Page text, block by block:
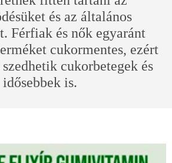
és az általános
Férfiak és nők egyaránt
cukormentes, ezért
cukorbetegek és
idősebbek is.